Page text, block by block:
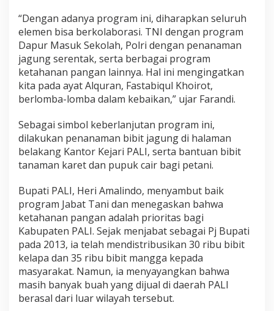
“Dengan adanya program ini, diharapkan seluruh
elemen bisa berkolaborasi. TNI dengan program
Dapur Masuk Sekolah, Polri dengan penanaman
jagung serentak, serta berbagai program
ketahanan pangan lainnya. Hal ini mengingatkan
kita pada ayat Alquran, Fastabiqul Khoirot,
berlomba-lomba dalam kebaikan,” ujar Farandi.
Sebagai simbol keberlanjutan program ini,
dilakukan penanaman bibit jagung di halaman
belakang Kantor Kejari PALI, serta bantuan bibit
tanaman karet dan pupuk cair bagi petani.
Bupati PALI, Heri Amalindo, menyambut baik
program Jabat Tani dan menegaskan bahwa
ketahanan pangan adalah prioritas bagi
Kabupaten PALI. Sejak menjabat sebagai Pj Bupati
pada 2013, ia telah mendistribusikan 30 ribu bibit
kelapa dan 35 ribu bibit mangga kepada
masyarakat. Namun, ia menyayangkan bahwa
masih banyak buah yang dijual di daerah PALI
berasal dari luar wilayah tersebut.